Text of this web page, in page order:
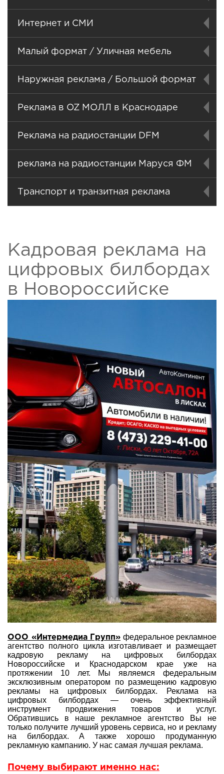
Интернет и СМИ
Малый формат / Уличная мебель
Наружная реклама / Большой формат
Реклама в OZ МОЛЛ в Краснодаре
Реклама на радиостанции DFM
реклама на радиостанции Маруся ФМ
Транспорт и транзитная реклама
Кадровая реклама на
цифровых билбордах
в Новороссийске
ООО «Интермедиа Групп» федеральное рекламное
агентство полного цикла изготавливает и размещает
кадровую рекламу на цифровых билбордах
Новороссийске и Краснодарском крае уже на
протяжении 10 лет. Мы являемся федеральным
эксклюзивным оператором по размещению кадровую
рекламы на цифровых билбордах. Реклама на
цифровых билбордах — очень эффективный
инструмент продвижения товаров и услуг.
Обратившись в наше рекламное агентство Вы не
только получите лучший уровень сервиса, но и рекламу
на билбордах. А также хорошо продуманную
рекламную кампанию. У нас самая лучшая реклама.
Почему выбирают именно нас: